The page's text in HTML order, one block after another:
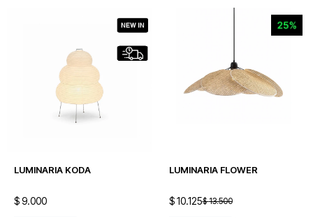
LUMINARIA KODA
$9.000
LUMINARIA FLOWER
$ 10.125$ 13.500